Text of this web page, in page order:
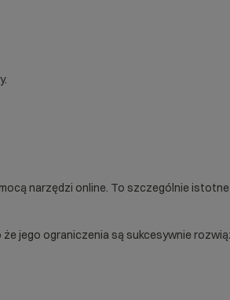
.
narzędzi online. To szczególnie
jego ograniczenia są sukcesywnie